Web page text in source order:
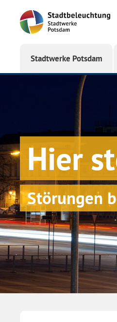
Startseite
Stadtwerke Potsdam
Hier
Störungen